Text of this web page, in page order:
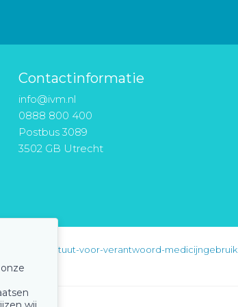
Contactinformatie
info@ivm.nl
0888 800 400
Postbus 3089
3502 GB Utrecht
instituut-voor-verantwoord-medicijngebruik